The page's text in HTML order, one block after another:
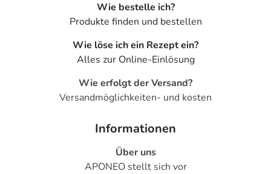
Wie bestelle ich?
Produkte finden und bestellen
Wie löse ich ein Rezept ein?
Alles zur Online-Einlösung
Wie erfolgt der Versand?
Versandmöglichkeiten- und kosten
Informationen
Über uns
APONEO stellt sich vor